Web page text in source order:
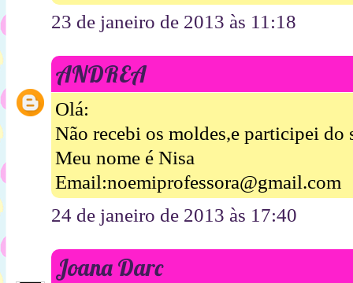
23 de janeiro de 2013 às 11:18
ANDREA
Olá:
Não recebi os moldes,e participei do
Meu nome é Nisa
Email:noemiprofessora@gmail.com
24 de janeiro de 2013 às 17:40
Joana Darc